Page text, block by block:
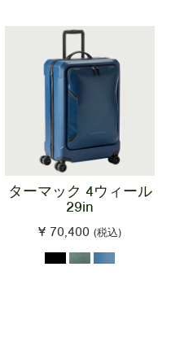
ターマック 4ウィール
29in
¥ 70,400 (税込)